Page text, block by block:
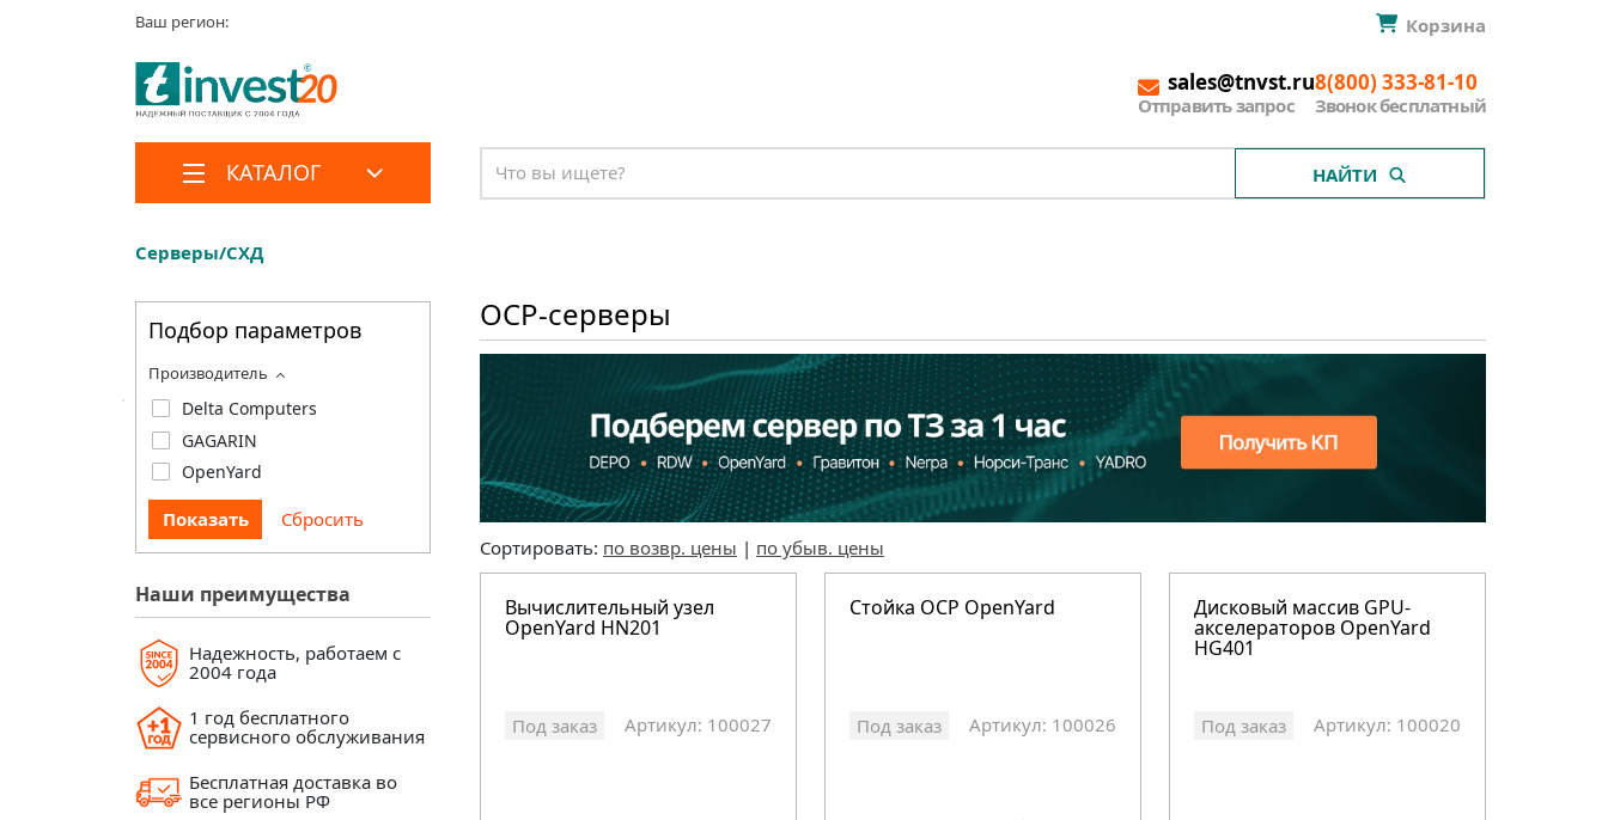
Ваш регион: Корзина
sales@tnvst.ru
Отправить запрос
8(800) 333-81-10
Звонок бесплатный
КАТАЛОГ НАЙТИ
Серверы/СХД
Подбор параметров
Производитель
Delta Computers
GAGARIN
OpenYard
Наши преимущества
Надежность, работаем с
2004 года
1 год бесплатного
сервисного обслуживания
Бесплатная доставка во
все регионы РФ
OCP-серверы
Сортировать: по возвр. цены | по убыв. цены
Вычислительный узел
OpenYard HN201
Под заказ Артикул: 100027
Стойка OCP OpenYard
Под заказ Артикул: 100026
Дисковый массив GPU-
акселераторов OpenYard
HG401
Под заказ Артикул: 100020